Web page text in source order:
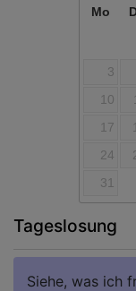
Mo
3
10
17
24
31
Tageslosung
Siehe, was ich